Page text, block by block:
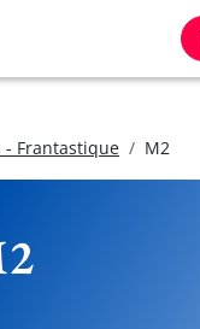
- Frantastique M2